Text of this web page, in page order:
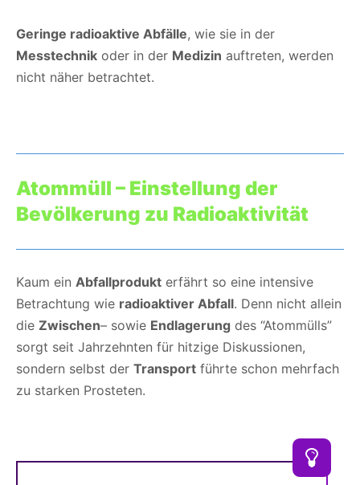
Geringe radioaktive Abfälle, wie sie in der
Messtechnik oder in der Medizin auftreten, werden
nicht näher betrachtet.
Atommüll – Einstellung der
Bevölkerung zu Radioaktivität
Kaum ein Abfallprodukt erfährt so eine intensive
Betrachtung wie radioaktiver Abfall. Denn nicht allein
die Zwischen– sowie Endlagerung des “Atommülls”
sorgt seit Jahrzehnten für hitzige Diskussionen,
sondern selbst der Transport führte schon mehrfach
zu starken Prosteten.